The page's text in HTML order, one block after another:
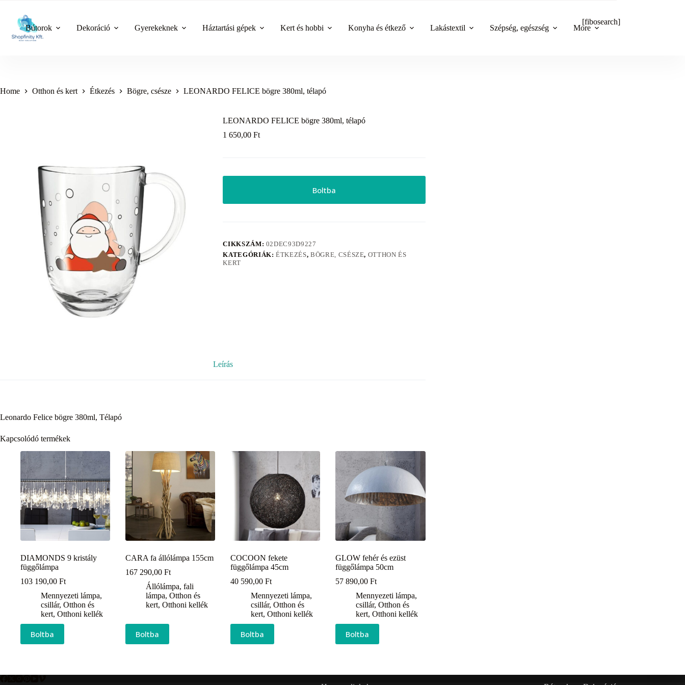
content
Bútorok Dekoráció Gyerekeknek Háztartási gépek Kert és hobbi Konyha és étkező Lakástextil Szépség, egészség More
[fibosearch]
Home Otthon és kert Étkezés Bögre, csésze LEONARDO FELICE bögre 380ml, télapó
LEONARDO FELICE bögre 380ml, télapó
1 650,00Ft
Boltba
CIKKSZÁM: 02DEC93D9227
KATEGÓRIÁK:ÉTKEZÉS, BÖGRE, CSÉSZE, OTTHON ÉS
KERT
Leírás
Leonardo Felice bögre 380ml, Télapó
Kapcsolódó termékek
DIAMONDS 9 kristály
függőlámpa
103 190,00 Ft
Mennyezeti lámpa,
csillár, Otthon és
kert, Otthoni kellék
Boltba
CARA fa állólámpa 155cm
167 290,00Ft
Állólámpa, fali
lámpa,Otthon és
kert,Otthoni kellék
Boltba
COCOON fekete
függőlámpa 45cm
40 590,00Ft
Mennyezeti lámpa,
csillár,Otthon és
kert,Otthoni kellék
Boltba
GLOW fehér és ezüst
függőlámpa 50cm
57 890,00Ft
Mennyezeti lámpa,
csillár,Otthon és
kert,Otthoni kellék
Boltba